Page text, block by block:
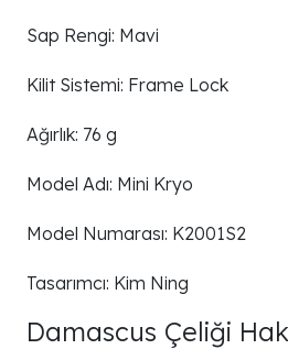
Sap Rengi: Mavi
Kilit Sistemi: Frame Lock
Ağırlık: 76 g
Model Adı: Mini Kryo
Model Numarası: K2001S2
Tasarımcı: Kim Ning
Damascus Çeliği